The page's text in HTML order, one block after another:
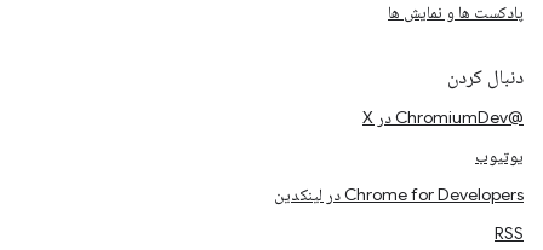
پادکست ها و نمایش ها
دنبال کردن
@ChromiumDev در X
یوتیوب
Chrome for Developers در لینکدین
RSS